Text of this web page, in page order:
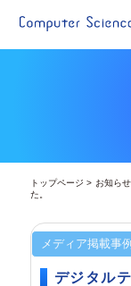
トップページ お知らせ
た。
デジタル
メディア掲載事例